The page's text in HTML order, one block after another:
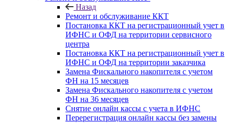
Назад
Ремонт и обслуживание ККТ
Постановка ККТ на регистрационный учет в
ИФНС и ОФД на территории сервисного
центра
Постановка ККТ на регистрационный учет в
ИФНС и ОФД на территории заказчика
Замена Фискального накопителя с учетом
ФН на 15 месяцев
Замена Фискального накопителя с учетом
ФН на 36 месяцев
Снятие онлайн кассы с учета в ИФНС
Перерегистрация онлайн кассы без замены